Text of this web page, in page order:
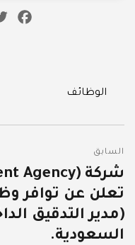
Categories
الوظائف
المقالات
السابق
المقالة
السابقة:
تعلن عن توافر
(مدير التدقيق
السعودية.